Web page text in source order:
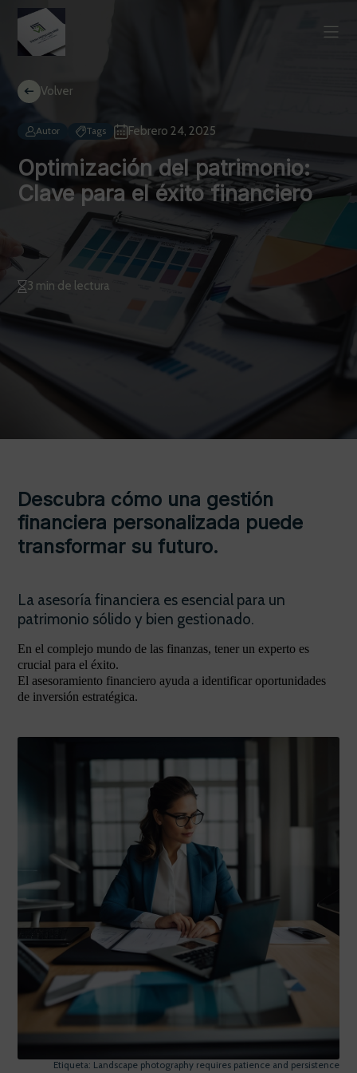
Volver
Autor Tags Febrero 24, 2025
Optimización del patrimonio:
Clave para el éxito financiero
3 min de lectura
Descubra cómo una gestión
financiera personalizada puede
transformar su futuro.
La asesoría financiera es esencial para un
patrimonio sólido y bien gestionado.
En el complejo mundo de las finanzas, tener un experto es
crucial para el éxito.
El asesoramiento financiero ayuda a identificar oportunidades
de inversión estratégica.
Etiqueta: Landscape photography requires patience and persistence